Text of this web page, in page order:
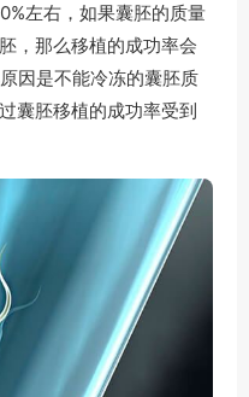
左右，如果囊胚的质量
，那么移植的成功率会
因是不能冷冻的囊胚质
囊胚移植的成功率受到